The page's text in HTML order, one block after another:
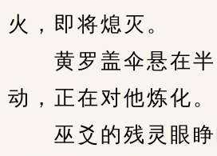
火，即将熄灭。
黄罗盖伞悬在半
动，正在对他炼化。
巫爻的残灵眼睁